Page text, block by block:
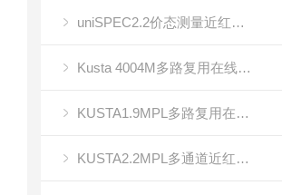
uniSPEC2.2价态测量近红外光谱仪
Kusta 4004M多路复用在线近红外光谱成像
KUSTA1.9MPL多路复用在线近红外光谱仪
KUSTA2.2MPL多通道近红外光谱成像